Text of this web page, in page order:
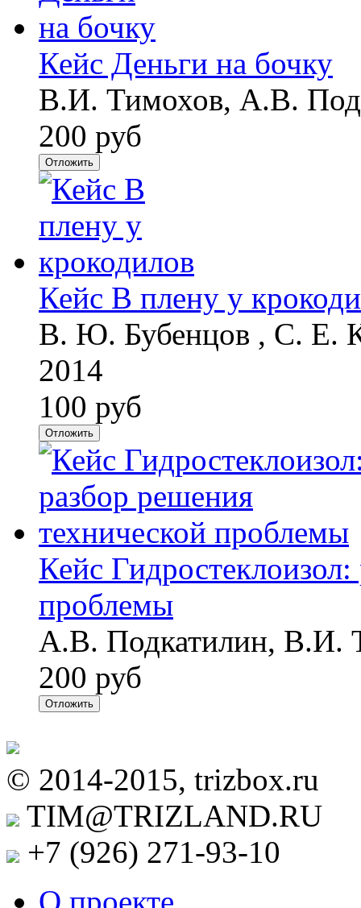
Кейс Деньги на бочку
В.И. Тимохов, А.В.
200 руб
Отложить
Кейс В плену у
В. Ю. Бубенцов , С. Е.
2014
100 руб
Отложить
Кейс
проблемы
А.В. Подкатилин, В.И.
200 руб
Отложить
© 2014-2015, trizbox.ru
TIM@TRIZLAND.RU
+7 (926) 271-93-10